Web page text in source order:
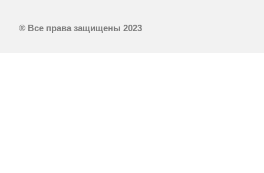
® Все права защищены 2023